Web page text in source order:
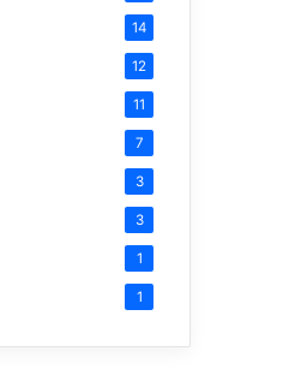
14
12
11
7
3
3
1
1